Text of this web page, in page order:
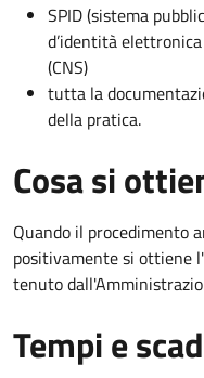
SPID (sistema
d’identità
(CNS)
tutta la
della pratica.
Cosa si
Quando il procedimento
positivamente si ottiene
tenuto
Tempi e